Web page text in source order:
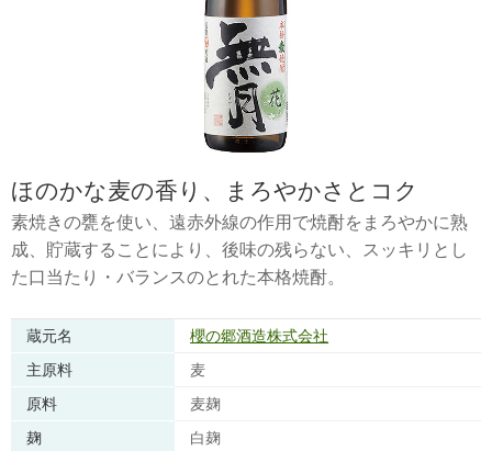
ほのかな麦の香り、まろやかさとコク
素焼きの甕を使い、遠赤外線の作用で焼酎をまろやかに熟
成、貯蔵することにより、後味の残らない、スッキリとし
た口当たり・バランスのとれた本格焼酎。
蔵元名
櫻の郷酒造株式会社
主原料
麦
原料
麦麹
麹
白麹